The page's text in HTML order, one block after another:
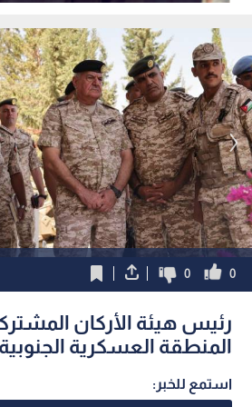
0
0
رئيس هيئة الأركان
المنطقة العسكرية الجنوبية
استمع للخبر: